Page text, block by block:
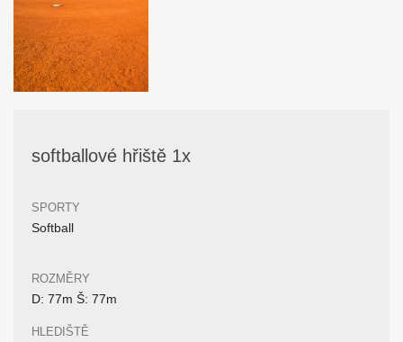
softballové hřiště 1x
SPORTY
Softball
ROZMĚRY
D: 77m Š: 77m
HLEDIŠTĚ